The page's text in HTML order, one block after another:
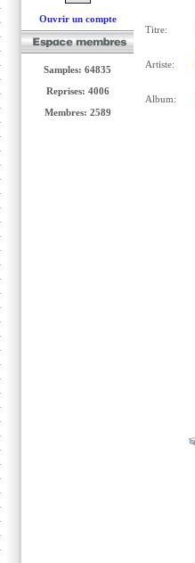
Ouvrir un compte
Samples: 64835
Reprises: 4006
Membres: 2589
Titre:
Artiste:
Album: